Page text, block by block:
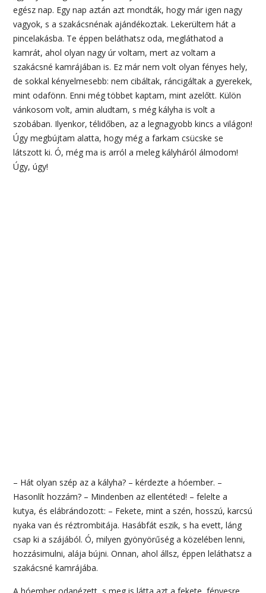
egész nap. Egy nap aztán azt mondták, hogy már igen nagy
vagyok, s a szakácsnénak ajándékoztak. Lekerültem hát a
pincelakásba. Te éppen beláthatsz oda, megláthatod a
kamrát, ahol olyan nagy úr voltam, mert az voltam a
szakácsné kamrájában is. Ez már nem volt olyan fényes hely,
de sokkal kényelmesebb: nem cibáltak, ráncigáltak a gyerekek,
mint odafönn. Enni még többet kaptam, mint azelőtt. Külön
vánkosom volt, amin aludtam, s még kályha is volt a
szobában. Ilyenkor, télidőben, az a legnagyobb kincs a világon!
Úgy megbújtam alatta, hogy még a farkam csücske se
látszott ki. Ó, még ma is arról a meleg kályháról álmodom!
Úgy, úgy!
– Hát olyan szép az a kályha? – kérdezte a hóember. –
Hasonlít hozzám? – Mindenben az ellentéted! – felelte a
kutya, és elábrándozott: – Fekete, mint a szén, hosszú, karcsú
nyaka van és réztrombitája. Hasábfát eszik, s ha evett, láng
csap ki a szájából. Ó, milyen gyönyörűség a közelében lenni,
hozzásimulni, alája bújni. Onnan, ahol állsz, éppen leláthatsz a
szakácsné kamrájába.
A hóember odanézett, s meg is látta azt a fekete, fényesre